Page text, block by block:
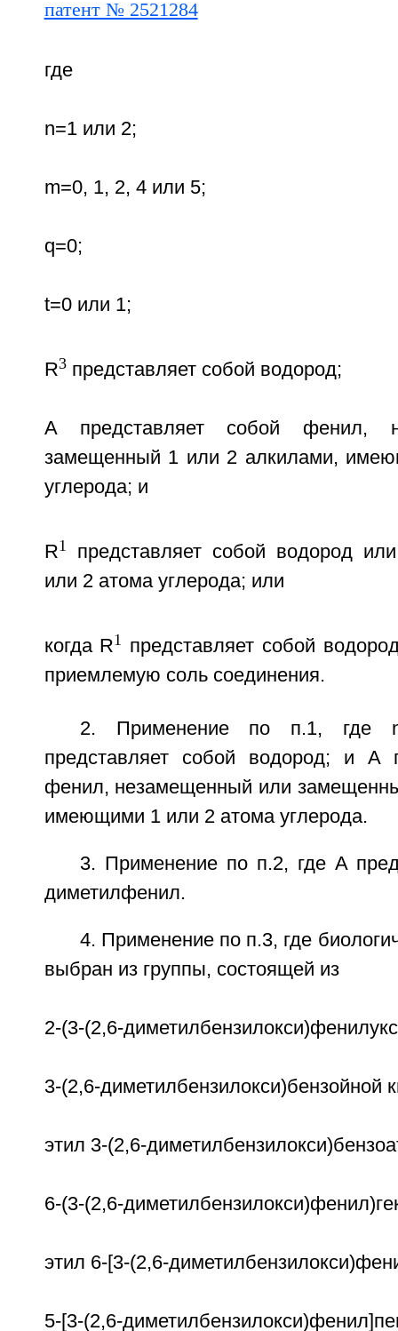
где
n=1 или 2;
m=0, 1, 2, 4 или 5;
q=0;
t=0 или 1;
R3представляет собой водород;
A представляет собой фенил,
замещенный 1 или 2 алкилами,
углерода; и
R1
представляет собой водород
или 2 атома углерода; или
когда R1
представляет собой
приемлемую соль соединения.
2. Применение по п.1, где
представляет собой водород; и A
фенил, незамещенный или
имеющими 1 или 2 атома углерода.
3. Применение по п.2, где A
диметилфенил.
4. Применение по п.3, где
выбран из группы, состоящей из
2-(3-(2,6-
3-(2,6-диметилбензилокси)бензойной
этил 3-(2,6-
6-(3-(2,6-
этил 6-[3-(2,6-
5-[3-(2,6-